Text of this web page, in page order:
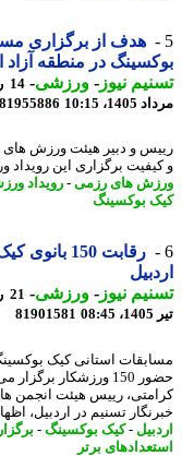
هدف از برگزاری
در منطقه آزاد
نیوز-ورزشی-
10:15
81955886
و دبیر هیئت ورزش های رزمی
برگزاری این رویداد
های رزمی -رویداد ورزشی
بوکسینگ
رقابت 150 بانوی
نیوز-ورزشی-
81901581
استانی کیک بوکسینگ
حضور 150 ورزشکار برگزار می
رییس هیئت انجمن های
تسنیم در اردبیل، اظهار
-کیک بوکسینگ-برگزار -
برتر